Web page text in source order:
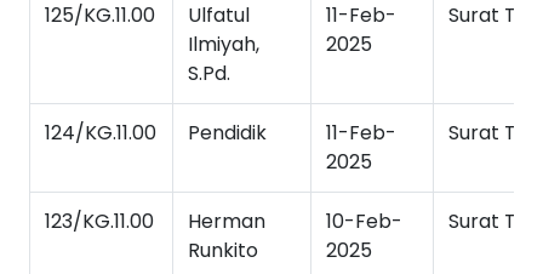
125/KG.11.00
Ulfatul
Ilmiyah,
S.Pd.
11-Feb-
2025
Surat
124/KG.11.00 Pendidik
11-Feb-
2025
Surat
123/KG.11.00
Herman
Runkito
10-Feb-
2025
Surat